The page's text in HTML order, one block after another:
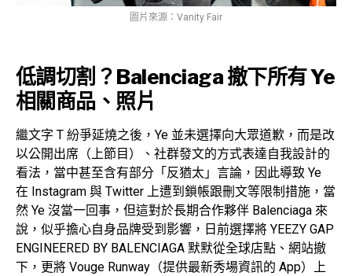
圖片來源：Vanity Fair
低調切割？Balenciaga 撤下所有 Ye
相關商品、照片
繼文字 T 紛爭延燒之後，Ye 並未選擇向大眾道歉，而是改
以公開出席（上節目）、社群發文的方式表達自我設計的
看法，當中甚至含有部分「反猶太」言論，因此導致 Ye
在 Instagram 與 Twitter 上遭到鎖帳跟刪文等限制措施，當
然 Ye 沒當一回事，但這對於長期合作夥伴 Balenciaga 來
說，似乎擔心自身品牌受到影響，日前選擇將 YEEZY GAP
ENGINEERED BY BALENCIAGA 默默從全球店點、網站撤
下，更將 Vouge Runway（提供最新秀場資訊的 App）上